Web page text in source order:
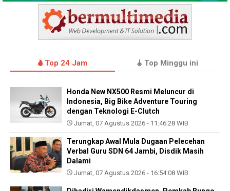
Top 24 Jam Top Minggu ini
Honda New NX500 Resmi Meluncur di
Indonesia, Big Bike Adventure Touring
dengan Teknologi E-Clutch
Jumat, 07 Agustus 2026 - 11:46:28 WIB
Terungkap Awal Mula Dugaan Pelecehan
Verbal Guru SDN 64 Jambi, Disdik Masih
Dalami
Jumat, 07 Agustus 2026 - 16:54:08 WIB